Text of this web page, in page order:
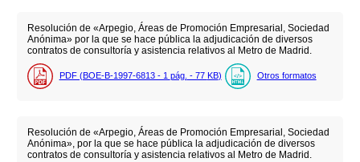
Resolución de «Arpegio, Áreas de Promoción Empresarial, Sociedad
Anónima» por la que se hace pública la adjudicación de diversos
contratos de consultoría y asistencia relativos al Metro de Madrid.
PDF (BOE-B-1997-6813 - 1 pág. - 77 KB) Otros formatos
Resolución de «Arpegio, Áreas de Promoción Empresarial, Sociedad
Anónima», por la que se hace pública la adjudicación de diversos
contratos de consultoría y asistencia relativos al Metro de Madrid.